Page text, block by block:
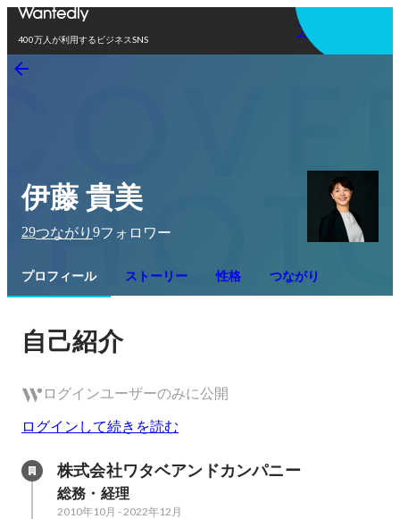
400万人が利用するビジネスSNS
アプリを使う
伊藤 貴美
29つながり 9フォロワー
プロフィール ストーリー 性格 つながり
自己紹介
ログインユーザーのみに公開
ログインして続きを読む
株式会社ワタベアンドカンパニー
総務・経理
2010年10月 -2022年12月